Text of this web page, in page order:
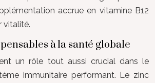
accrue en vitamine B12
vitalité.
à la santé globale
un rôle tout aussi crucial dans le
immunitaire performant. Le zinc